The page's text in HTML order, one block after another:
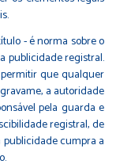
- é norma sobre o
publicidade registral.
que qualquer
a autoridade
pela guarda e
registral, de
cumpra a